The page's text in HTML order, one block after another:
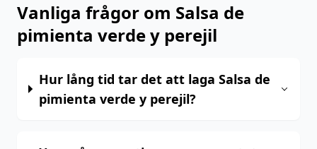
Vanliga frågor om Salsa de
pimienta verde y perejil
Hur lång tid tar det att laga Salsa de
pimienta verde y perejil?